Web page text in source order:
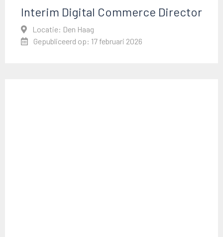
Interim Digital Commerce Director
Locatie: Den Haag
Gepubliceerd op: 17 februari 2026